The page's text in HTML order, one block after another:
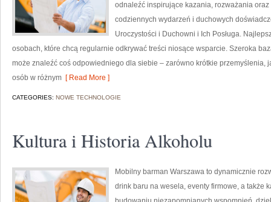
odnaleźć inspirujące kazania, rozważania
codziennych wydarzeń i duchowych
Uroczystości i Duchowni i Ich Posługa.
osobach, które chcą regularnie odkrywać treści niosące wsparcie. Szeroka
może znaleźć coś odpowiedniego dla siebie – zarówno krótkie przemyślenia,
osób w różnym [ Read More ]
CATEGORIES: NOWE TECHNOLOGIE
Kultura i Historia Alkoholu
Mobilny barman Warszawa to dynamicznie
drink baru na wesela, eventy firmowe, a także